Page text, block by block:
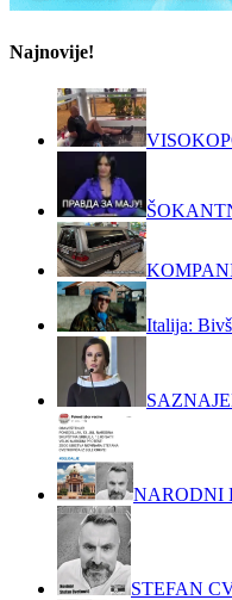
Najnovije!
Italija:
NARODNI
STEFAN